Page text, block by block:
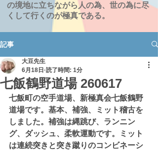
の境地に立ちながら人の為、世の為に尽
くして行くのが極真である。
記事
七飯鶴野道場 260617
大豆先生
6月18日 読了時間: 1分
七飯町の空手道場、新極真会七飯鶴野
道場です。基本、補強、ミット稽古を
しました。補強は縄跳び、ランニン
グ、ダッシュ、柔軟運動です。ミット
は連続突きと突き蹴りのコンビネーシ